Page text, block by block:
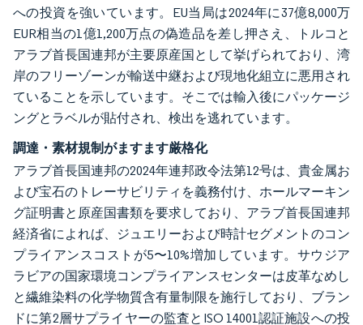
への投資を強いています。EU当局は2024年に37億8,000万
EUR相当の1億1,200万点の偽造品を差し押さえ、トルコと
アラブ首長国連邦が主要原産国として挙げられており、湾
岸のフリーゾーンが輸送中継および現地化組立に悪用され
ていることを示しています。そこでは輸入後にパッケージ
ングとラベルが貼付され、検出を逃れています。
調達・素材規制がますます厳格化
アラブ首長国連邦の2024年連邦政令法第12号は、貴金属お
よび宝石のトレーサビリティを義務付け、ホールマーキン
グ証明書と原産国書類を要求しており、アラブ首長国連邦
経済省によれば、ジュエリーおよび時計セグメントのコン
プライアンスコストが5〜10%増加しています。サウジア
ラビアの国家環境コンプライアンスセンターは皮革なめし
と繊維染料の化学物質含有量制限を施行しており、ブラン
ドに第2層サプライヤーの監査とISO 14001認証施設への投